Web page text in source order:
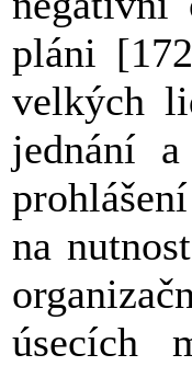
pláni
velkých
jednání
na
úsecích